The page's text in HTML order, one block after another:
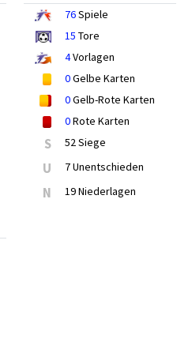
76Spiele
15 Tore
4Vorlagen
0Gelbe Karten
0Gelb-Rote Karten
0Rote Karten
S 52 Siege
U 7 Unentschieden
N 19 Niederlagen